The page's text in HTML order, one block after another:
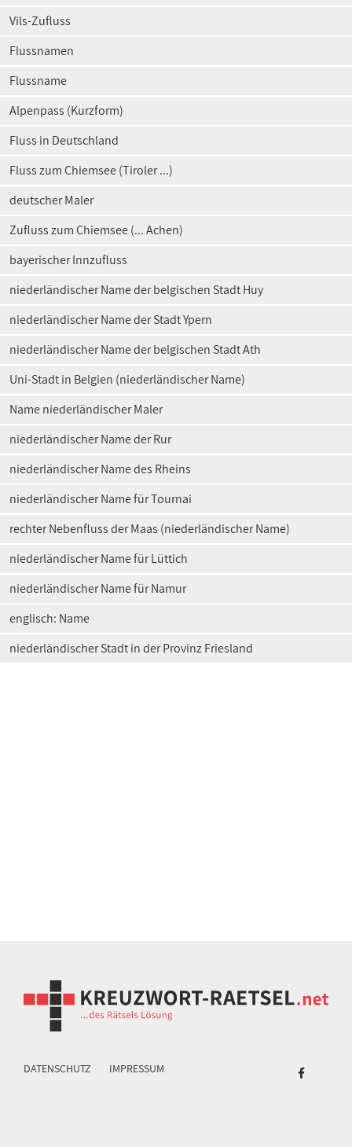
Vils-Zufluss
Flussnamen
Flussname
Alpenpass (Kurzform)
Fluss in Deutschland
Fluss zum Chiemsee (Tiroler ...)
deutscher Maler
Zufluss zum Chiemsee (... Achen)
bayerischer Innzufluss
niederländischer Name der belgischen Stadt Huy
niederländischer Name der Stadt Ypern
niederländischer Name der belgischen Stadt Ath
Uni-Stadt in Belgien (niederländischer Name)
Name niederländischer Maler
niederländischer Name der Rur
niederländischer Name des Rheins
niederländischer Name für Tournai
rechter Nebenfluss der Maas (niederländischer Name)
niederländischer Name für Lüttich
niederländischer Name für Namur
englisch: Name
niederländischer Stadt in der Provinz Friesland
DATENSCHUTZ IMPRESSUM